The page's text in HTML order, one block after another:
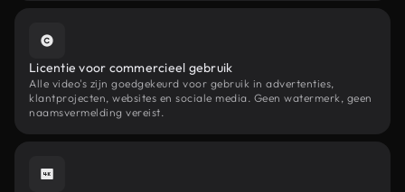
Licentie voor commercieel gebruik
Alle video's zijn goedgekeurd voor gebruik in advertenties,
klantprojecten, websites en sociale media. Geen watermerk, geen
naamsvermelding vereist.